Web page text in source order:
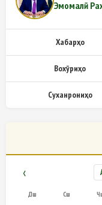
Эмомалӣ
Хабарҳо
Вохӯриҳо
Суханрониҳо
‹
Дш Сш